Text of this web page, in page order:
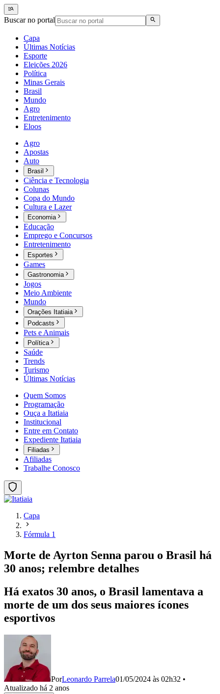
Buscar no portal
Capa
Últimas Notícias
Esporte
Eleições 2026
Política
Minas Gerais
Brasil
Mundo
Agro
Entretenimento
Eloos
Agro
Apostas
Auto
Brasil
Ciência e Tecnologia
Colunas
Copa do Mundo
Cultura e Lazer
Economia
Educação
Emprego e Concursos
Entretenimento
Esportes
Games
Gastronomia
Jogos
Meio Ambiente
Mundo
Orações Itatiaia
Podcasts
Pets e Animais
Política
Saúde
Trends
Turismo
Últimas Notícias
Quem Somos
Programação
Ouça a Itatiaia
Institucional
Entre em Contato
Expediente Itatiaia
Filiadas
Afiliadas
Trabalhe Conosco
Capa
Fórmula 1
Morte de Ayrton Senna parou o Brasil há
30 anos; relembre detalhes
Há exatos 30 anos, o Brasil lamentava a
morte de um dos seus maiores ícones
esportivos
PorLeonardo Parrela01/05/2024 às 02h32 •
Atualizado há 2 anos